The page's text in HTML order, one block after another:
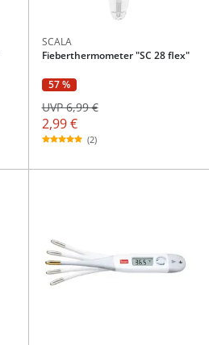
SCALA
Fieberthermometer "SC 28 flex"
57 %
2,99 €
UVP 6,99 €
(2)